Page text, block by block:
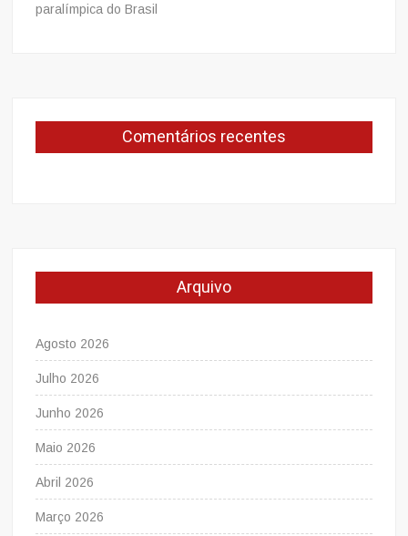
paralímpica do Brasil
Comentários recentes
Arquivo
Agosto 2026
Julho 2026
Junho 2026
Maio 2026
Abril 2026
Março 2026